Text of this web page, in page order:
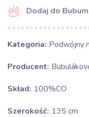
Dodaj do
Kategoria: Podwójny
Producent:
Skład: 100%CO
Szerokość: 135 cm